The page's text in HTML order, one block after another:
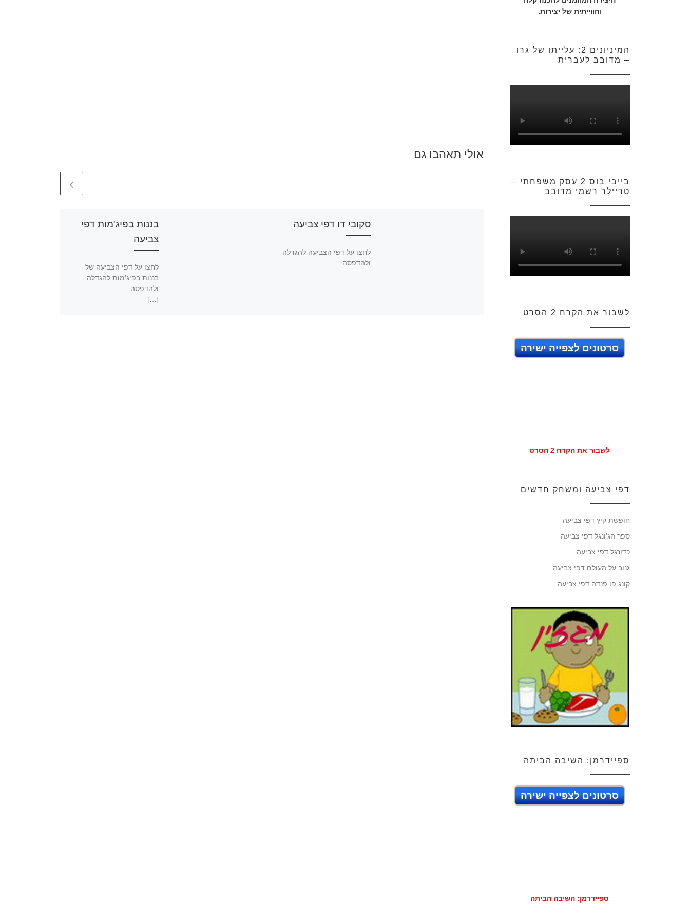
אולי תאהבו גם
סקובי דו דפי צביעה
לחצו על דפי הצביעה להגדלה
ולהדפסה
בננות בפיג'מות דפי
צביעה
לחצו על דפי הצביעה של
בננות בפיג'מות להגדלה
ולהדפסה
[…]
וחווייתית של יצירות.
המיניונים 2: עלייתו של גרו
– מדובב לעברית
בייבי בוס 2 עסק משפחתי –
טריילר רשמי מדובב
לשבור את הקרח 2 הסרט
סרטונים לצפייה ישירה
לשבור את הקרח 2 הסרט
דפי צביעה ומשחק חדשים
חופשת קיץ דפי צביעה
ספר הג'ונגל דפי צביעה
כדורגל דפי צביעה
גנוב על העולם דפי צביעה
קונג פו פנדה דפי צביעה
ספיידרמן: השיבה הביתה
סרטונים לצפייה ישירה
ספיידרמן: השיבה הביתה